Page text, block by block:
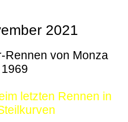
2021
Rennen von Monza
1969
letzten Rennen in